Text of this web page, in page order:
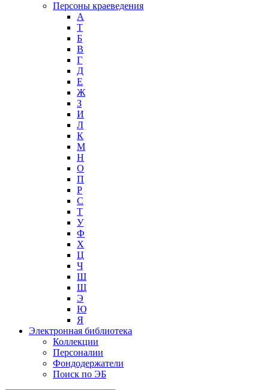
Персоны краеведения
А
T
Б
В
Г
Д
Е
Ж
З
И
Л
К
М
Н
О
П
Р
С
Т
У
Ф
Х
Ц
Ч
Ш
Щ
Э
Ю
Я
Электронная библиотека
Коллекции
Персоналии
Фондодержатели
Поиск по ЭБ